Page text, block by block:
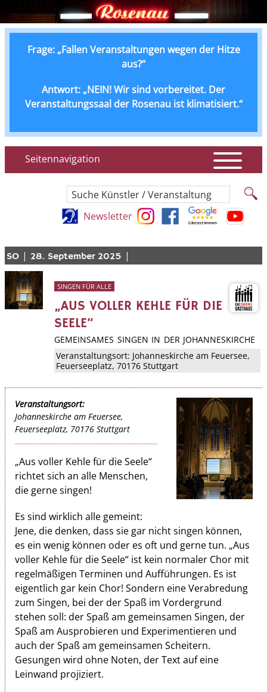
Frage: „Fallen Veranstaltungen wegen der Hitze
aus?“
Antwort: „NEIN! Wir sind vorbereitet. Der
Veranstaltungssaal der Rosenau ist klimatisiert.“
Seitennavigation
Suche Künstler / Veranstaltung
Newsletter
SO | 28. September 2025 |
SINGEN FÜR ALLE
„AUS VOLLER KEHLE FÜR DIE
SEELE“
GEMEINSAMES SINGEN IN DER JOHANNESKIRCHE
Veranstaltungsort: Johanneskirche am Feuersee,
Feuerseeplatz,70176 Stuttgart
Veranstaltungsort:
Johanneskirche am Feuersee,
Feuerseeplatz, 70176 Stuttgart
„Aus voller Kehle für die Seele“
richtet sich an alle Menschen,
die gerne singen!
Es sind wirklich alle gemeint:
Jene, die denken, dass sie gar nicht singen können,
es ein wenig können oder es oft und gerne tun. „Aus
voller Kehle für die Seele“ ist kein normaler Chor mit
regelmäßigen Terminen und Aufführungen. Es ist
eigentlich gar kein Chor! Sondern eine Verabredung
zum Singen, bei der der Spaß im Vordergrund
stehen soll: der Spaß am gemeinsamen Singen, der
Spaß am Ausprobieren und Experimentieren und
auch der Spaß am gemeinsamen Scheitern.
Gesungen wird ohne Noten, der Text auf eine
Leinwand projiziert.